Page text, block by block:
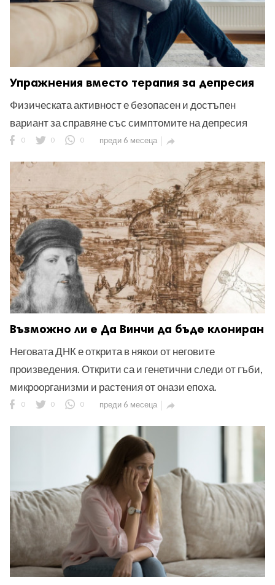
Упражнения вместо терапия за депресия
Физическата активност е безопасен и достъпен
вариант за справяне със симптомите на депресия
0 0 0 преди 6 месеца 
Възможно ли е Да Винчи да бъде клониран
Неговата ДНК е открита в някои от неговите
произведения. Открити са и генетични следи от гъби,
микроорганизми и растения от онази епоха.
0 0 0 преди 6 месеца 